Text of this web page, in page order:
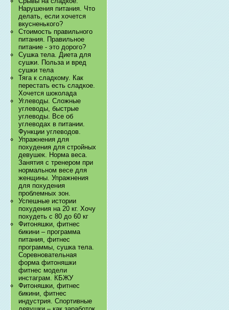
Нарушения питания. Что
делать, если хочется
вкусненького?
Стоимость правильного
питания. Правильное
питание - это дорого?
Сушка тела. Диета для
сушки. Польза и вред
сушки тела
Тяга к сладкому. Как
перестать есть сладкое.
Хочется шоколада
Углеводы. Сложные
углеводы, быстрые
углеводы. Все об
углеводах в питании.
Функции углеводов.
Упражнения для
похудения для стройных
девушек. Норма веса.
Занятия с тренером при
нормальном весе для
женщины. Упражнения
для похудения
проблемных зон.
Успешные истории
похудения на 20 кг. Хочу
похудеть с 80 до 60 кг
Фитоняшки, фитнес
бикини – программа
питания, фитнес
программы, сушка тела.
Соревновательная
форма фитоняшки
фитнес модели
инстаграм. КБЖУ
Фитоняшки, фитнес
бикини, фитнес
индустрия. Спортивные